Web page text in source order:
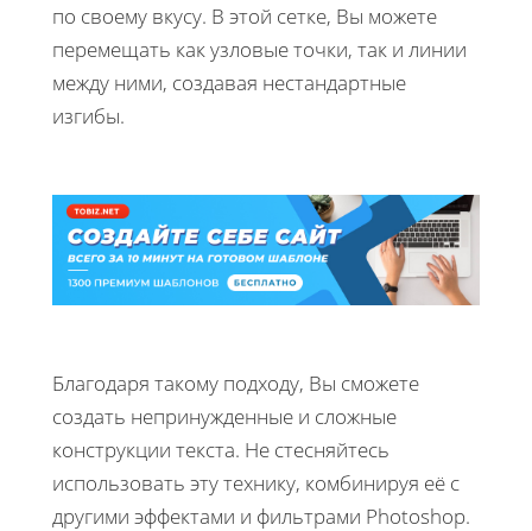
по своему вкусу. В этой сетке, Вы можете
перемещать как узловые точки, так и линии
между ними, создавая нестандартные
изгибы.
Благодаря такому подходу, Вы сможете
создать непринужденные и сложные
конструкции текста. Не стесняйтесь
использовать эту технику, комбинируя её с
другими эффектами и фильтрами Photoshop.